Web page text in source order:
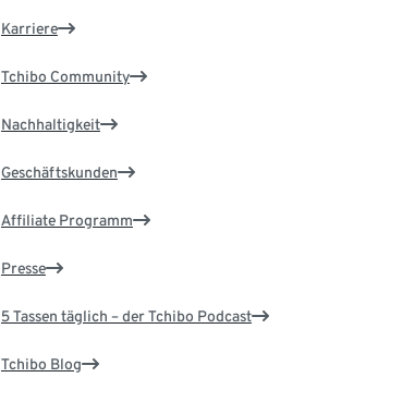
Karriere
Tchibo Community
Nachhaltigkeit
Geschäftskunden
Affiliate Programm
Presse
5 Tassen täglich – der Tchibo Podcast
Tchibo Blog